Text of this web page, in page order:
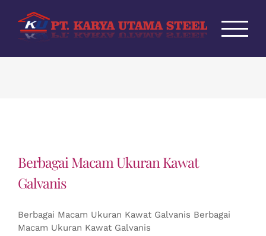
content
Berbagai Macam Ukuran Kawat
Galvanis
Berbagai Macam Ukuran Kawat Galvanis Berbagai
Macam Ukuran Kawat Galvanis